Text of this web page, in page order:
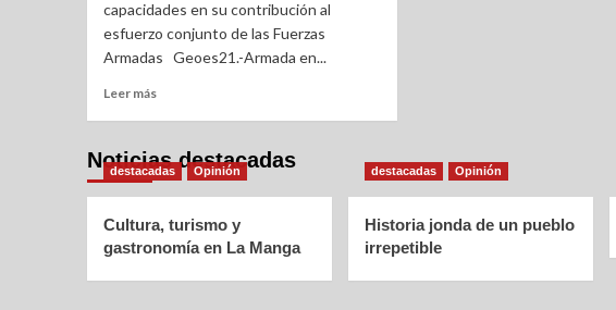
capacidades en su contribución al
esfuerzo conjunto de las Fuerzas
Armadas Geoes21.-Armada en...
Leer más
Noticias destacadas
destacadas Opinión
Cultura, turismo y
gastronomía en La Manga
destacadas Opinión
Historia jonda de un pueblo
irrepetible